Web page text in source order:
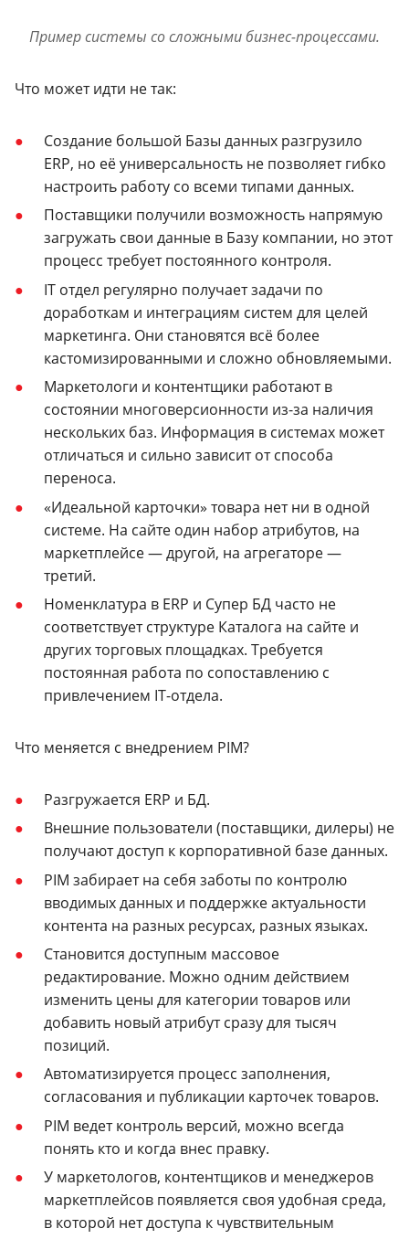
Пример системы со сложными бизнес-процессами.
Что может идти не так:
Создание большой Базы данных разгрузило
ERP, но её универсальность не позволяет гибко
настроить работу со всеми типами данных.
Поставщики получили возможность напрямую
загружать свои данные в Базу компании, но этот
процесс требует постоянного контроля.
IT отдел регулярно получает задачи по
доработкам и интеграциям систем для целей
маркетинга. Они становятся всё более
кастомизированными и сложно обновляемыми.
Маркетологи и контентщики работают в
состоянии многоверсионности из-за наличия
нескольких баз. Информация в системах может
отличаться и сильно зависит от способа
переноса.
«Идеальной карточки» товара нет ни в одной
системе. На сайте один набор атрибутов, на
маркетплейсе — другой, на агрегаторе —
третий.
Номенклатура в ERP и Супер БД часто не
соответствует структуре Каталога на сайте и
других торговых площадках. Требуется
постоянная работа по сопоставлению с
привлечением IT-отдела.
Что меняется с внедрением PIM?
Разгружается ERP и БД.
Внешние пользователи (поставщики, дилеры) не
получают доступ к корпоративной базе данных.
PIM забирает на себя заботы по контролю
вводимых данных и поддержке актуальности
контента на разных ресурсах, разных языках.
Становится доступным массовое
редактирование. Можно одним действием
изменить цены для категории товаров или
добавить новый атрибут сразу для тысяч
позиций.
Автоматизируется процесс заполнения,
согласования и публикации карточек товаров.
PIM ведет контроль версий, можно всегда
понять кто и когда внес правку.
У маркетологов, контентщиков и менеджеров
маркетплейсов появляется своя удобная среда,
в которой нет доступа к чувствительным